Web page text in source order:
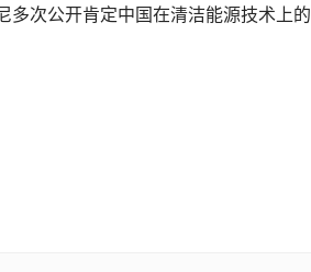
多次公开肯定中国在清洁能源技术上